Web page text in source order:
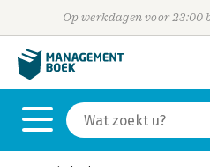
Op werkdagen voor 23:00